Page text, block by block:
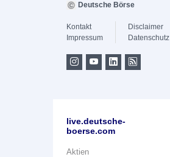
Deutsche Börse
Kontakt
Impressum
Disclaimer
Datenschutz
live.deutsche-
boerse.com
Aktien